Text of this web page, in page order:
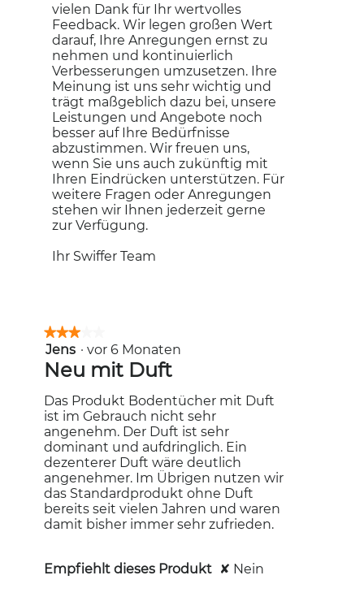
vielen Dank für Ihr wertvolles
Feedback. Wir legen großen Wert
darauf, Ihre Anregungen ernst zu
nehmen und kontinuierlich
Verbesserungen umzusetzen. Ihre
Meinung ist uns sehr wichtig und
trägt maßgeblich dazu bei, unsere
Leistungen und Angebote noch
besser auf Ihre Bedürfnisse
abzustimmen. Wir freuen uns,
wenn Sie uns auch zukünftig mit
Ihren Eindrücken unterstützen. Für
weitere Fragen oder Anregungen
stehen wir Ihnen jederzeit gerne
zur Verfügung.
Ihr Swiffer Team
★★★★★
★★★★★
3
von
5
Sternen.
Jens · vor 6 Monaten
Neu mit Duft
Das Produkt Bodentücher mit Duft
ist im Gebrauch nicht sehr
angenehm. Der Duft ist sehr
dominant und aufdringlich. Ein
dezenterer Duft wäre deutlich
angenehmer. Im Übrigen nutzen wir
das Standardprodukt ohne Duft
bereits seit vielen Jahren und waren
damit bisher immer sehr zufrieden.
Empfiehlt dieses Produkt ✘ Nein